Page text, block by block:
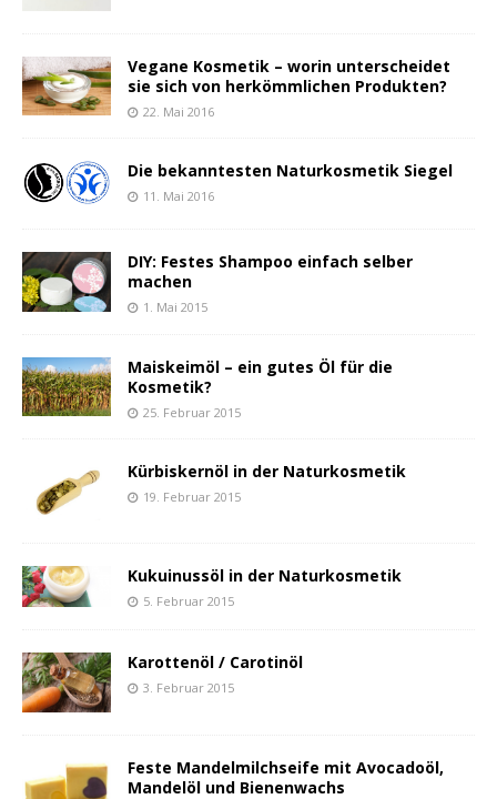
Vegane Kosmetik – worin unterscheidet
sie sich von herkömmlichen Produkten?
22. Mai 2016
Die bekanntesten Naturkosmetik Siegel
11. Mai 2016
DIY: Festes Shampoo einfach selber
machen
1. Mai 2015
Maiskeimöl – ein gutes Öl für die
Kosmetik?
25. Februar 2015
Kürbiskernöl in der Naturkosmetik
19. Februar 2015
Kukuinussöl in der Naturkosmetik
5. Februar 2015
Karottenöl / Carotinöl
3. Februar 2015
Feste Mandelmilchseife mit Avocadoöl,
Mandelöl und Bienenwachs